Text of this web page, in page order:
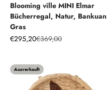
Blooming ville MINI Elmar
Bücherregal, Natur, Bankuan
Gras
Angebot
€295,20Regulärer Preis
€369,00
Ausverkauft